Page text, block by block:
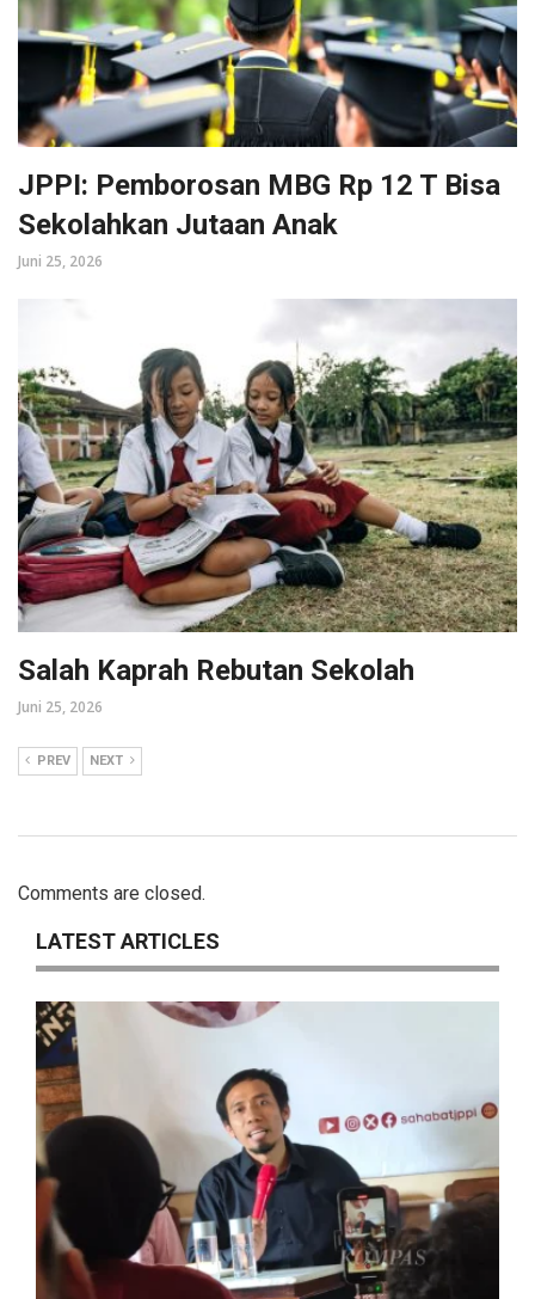
JPPI: Pemborosan MBG Rp 12 T Bisa
Sekolahkan Jutaan Anak
Juni 25, 2026
Salah Kaprah Rebutan Sekolah
Juni 25, 2026
PREV NEXT
Comments are closed.
LATEST ARTICLES